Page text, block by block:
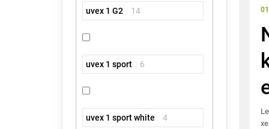
uvex 1 G2 14
uvex 1 sport 6
uvex 1 sport white 4
01